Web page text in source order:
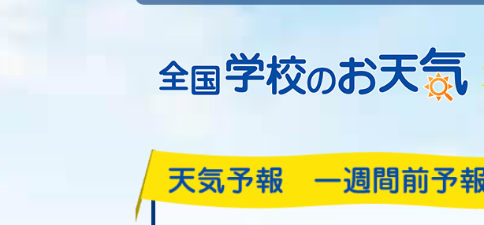
頑張れ！学校のお天気